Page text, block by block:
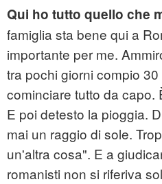
Qui ho tutto quello che
famiglia sta bene qui a
importante per me.
tra pochi giorni compio
cominciare tutto da capo.
E poi detesto la pioggia.
mai un raggio di sole.
un'altra cosa". E a
romanisti non si riferiva